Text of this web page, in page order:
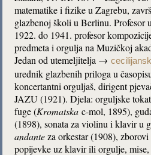
matematike i fizike u Zagrebu,
glazbenoj školi u Berlinu. Profesor
1922. do 1941. profesor
predmeta i orgulja na Muzičkoj
Jedan od utemeljitelja →
urednik glazbenih priloga u
koncertantni orguljaš, dirigent
JAZU (1921). Djela: orguljske
fuge (Kromatska c-mol, 1895),
(1898), sonata za violinu i klavir u
andanteza orkestar (1908),
popijevke uz klavir ili orgulje,